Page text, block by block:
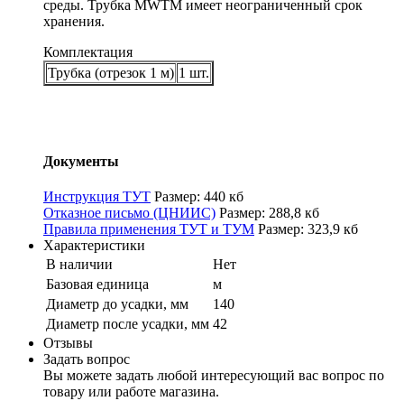
среды. Трубка MWTM имеет неограниченный срок
хранения.
Комплектация
Трубка (отрезок 1 м) 1 шт.
Документы
Инструкция ТУТ Размер: 440 кб
Отказное письмо (ЦНИИС) Размер: 288,8 кб
Правила применения ТУТ и ТУМ Размер: 323,9 кб
Характеристики
В наличии
Нет
Базовая единица
м
Диаметр до усадки, мм
140
Диаметр после усадки, мм 42
Отзывы
Задать вопрос
Вы можете задать любой интересующий вас вопрос по
товару или работе магазина.